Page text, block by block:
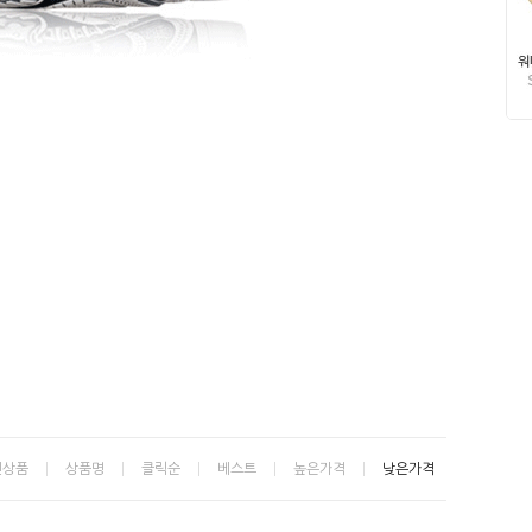
상품 상품명 클릭순 베스트 높은가격 낮은가격